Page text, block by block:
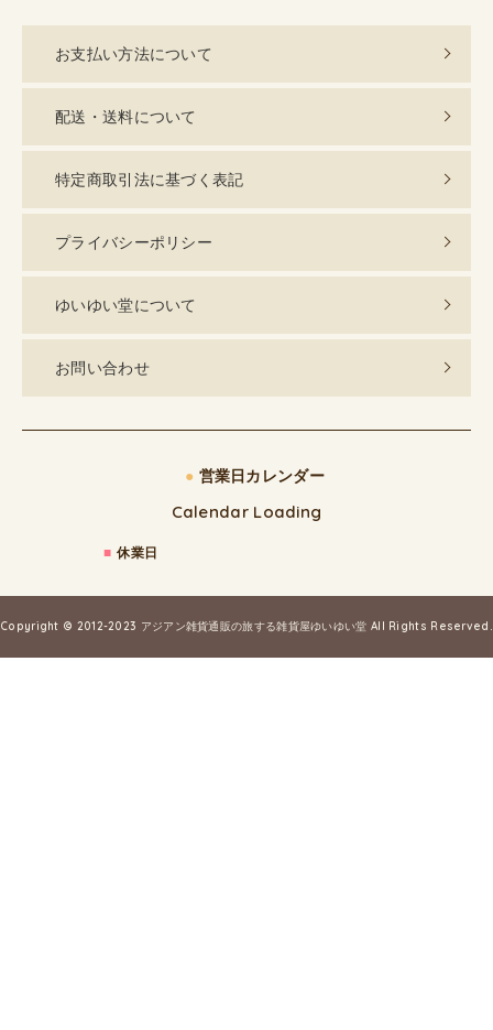
お支払い方法について
配送・送料について
特定商取引法に基づく表記
プライバシーポリシー
ゆいゆい堂について
お問い合わせ
● 営業日カレンダー
Calendar Loading
■ 休業日
Copyright © 2012-2023 アジアン雑貨通販の旅する雑貨屋ゆいゆい堂 All Rights Reserved.